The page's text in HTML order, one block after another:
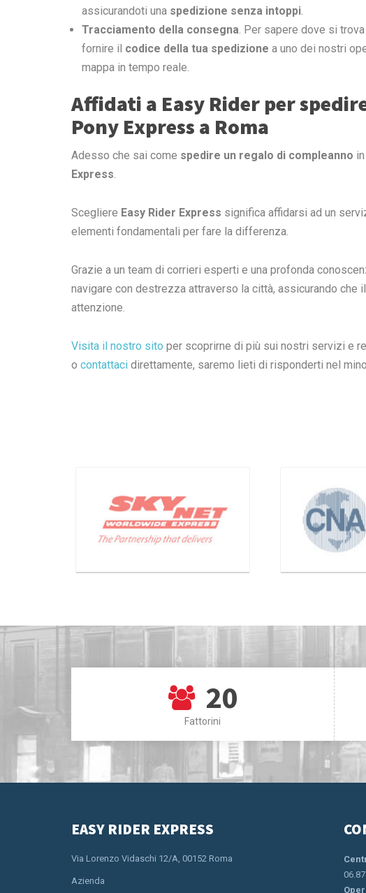
assicurandoti una spedizione senza intoppi
Tracciamento della consegna . Per sapere dove si
fornire il codice della tua spedizione a uno dei nostri
mappa in tempo reale.
Affidati a Easy Rider per
Pony Express a Roma
Adesso che sai come spedire un regalo di compleanno
Express
Scegliere Easy Rider Express significa affidarsi ad un
elementi fondamentali per fare la differenza.
Grazie a un team di corrieri esperti e una profonda
navigare con destrezza attraverso la città, assicurando che
attenzione.
Visita il nostro sito per scoprirne di più sui nostri servizi e
o contattaci direttamente, saremo lieti di risponderti nel
20
Fattorini
EASY RIDER EXPRESS
Via Lorenzo Vidaschi 12/A, 00152 Roma
Azienda